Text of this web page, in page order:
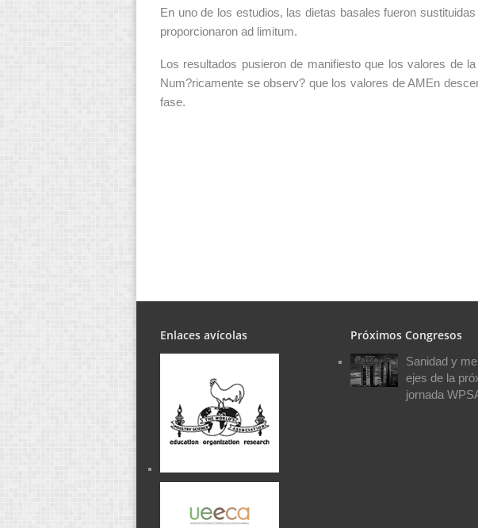
En uno de los estudios, las dietas basales fueron
proporcionaron ad limitum.
Los resultados pusieron de manifiesto que los valores de
Num?ricamente se observ? que los valores de AMEn
fase.
Enlaces avícolas Próximos Congresos
Sanidad y
ejes de la
jornada